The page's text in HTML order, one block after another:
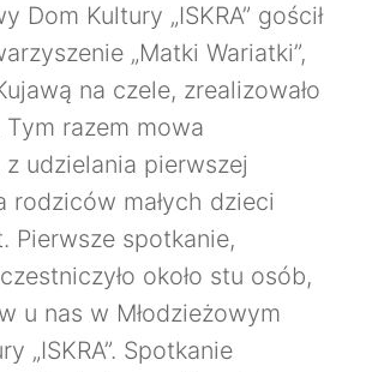
Dom Kultury „ISKRA” gościł
„Matki Wariatki”,
na czele, zrealizowało
razem mowa
udzielania pierwszej
rodziców małych dzieci
Pierwsze spotkanie,
około stu osób,
u nas w Młodzieżowym
„ISKRA”. Spotkanie